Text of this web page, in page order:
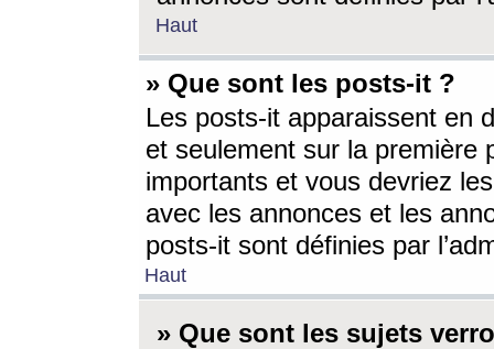
Haut
» Que sont les posts-it ?
Les posts-it apparaissent en
et seulement sur la première
importants et vous devriez
avec les annonces et les
posts-it sont définies par
Haut
» Que sont les sujets